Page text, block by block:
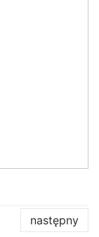
następny